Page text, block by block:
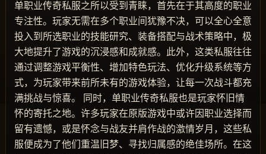
单职业传奇私服之所以受到青睐，首先在于其高度的职业
专注性。玩家无需在多个职业间犹豫不决，可以全心全意
投入到所选职业的技能研究、装备搭配与战术策略中，极
大地提升了游戏的沉浸感和成就感。此外，这类私服往往
通过调整游戏平衡性、增加特色玩法、优化升级系统等方
式，为玩家带来前所未有的游戏体验，让每一次战斗都充
满挑战与惊喜。 同时，单职业传奇私服也是玩家怀旧情
怀的寄托之地。许多玩家在原版游戏中或许因职业选择而
留有遗憾，或是怀念与战友并肩作战的激情岁月，这些私
服便成为了他们重温旧梦、寻找归属感的绝佳场所。在这